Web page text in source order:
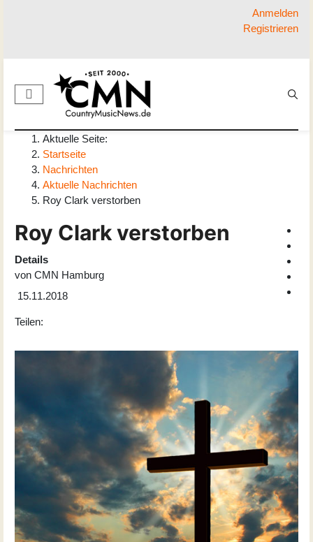
Anmelden
Registrieren
Aktuelle Seite:
Startseite
Nachrichten
Aktuelle Nachrichten
Roy Clark verstorben
Roy Clark verstorben
Details
von CMN Hamburg
15.11.2018
Teilen: